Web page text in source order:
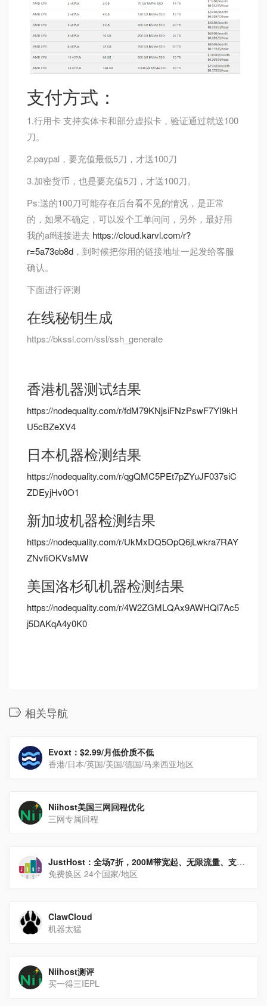
支付方式：
1.行用卡 支持实体卡和部分虚拟卡，验证通过就送100
刀。
2.paypal，要充值最低5刀，才送100刀
3.加密货币，也是要充值5刀，才送100刀。
Ps:送的100刀可能存在后台看不见的情况，是正常
的，如果不确定，可以发个工单问问，另外，最好用
我的aff链接进去 https://cloud.karvl.com/r?
r=5a73eb8d ，到时候把你用的链接地址一起发给客服
确认。
下面进行评测
在线秘钥生成
https://bkssl.com/ssl/ssh_generate
香港机器测试结果
https://nodequality.com/r/fdM79KNjsiFNzPswF7YI9kH
U5cBZeXV4
日本机器检测结果
https://nodequality.com/r/qgQMC5PEt7pZYuJF037siC
ZDEyjHv0O1
新加坡机器检测结果
https://nodequality.com/r/UkMxDQ5OpQ6jLwkra7RAY
ZNvfiOKVsMW
美国洛杉矶机器检测结果
https://nodequality.com/r/4W2ZGMLQAx9AWHQl7Ac5
j5DAKqA4y0K0
相关导航
Evoxt：$2.99/月低价质不低
香港/日本/英国/美国/德国/马来西亚地区
Niihost美国三网回程优化
三网专属回程
JustHost：全场7折，200M带宽起、无限流量、支持免费换IP，可选香港/新加坡/美国等24个地区
免费换区 24个国家/地区
ClawCloud
机器太猛
Niihost测评
买一得三IEPL